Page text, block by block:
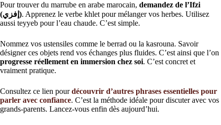
Pour trouver du marrube en arabe marocain, demandez de l’Ifzi
(إفزي). Apprenez le verbe khlet pour mélanger vos herbes. Utilisez
aussi teyyeb pour l’eau chaude. C’est simple.
Nommez vos ustensiles comme le berrad ou la kasrouna. Savoir
désigner ces objets rend vos échanges plus fluides. C’est ainsi que l’on
progresse réellement en immersion chez soi. C’est concret et
vraiment pratique.
Consultez ce lien pourdécouvrir d’autres phrases essentielles pour
parler avec confiance. C’est la méthode idéale pour discuter avec vos
grands-parents. Lancez-vous enfin dès aujourd’hui.